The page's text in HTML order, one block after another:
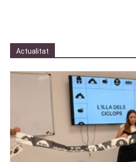
Actualitat